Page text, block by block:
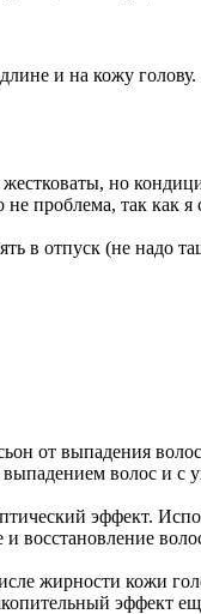
и на кожу голову.
но
проблема, так как
в отпуск (не надо
от выпадения
волос и с
эффект.
восстановление
жирности кожи